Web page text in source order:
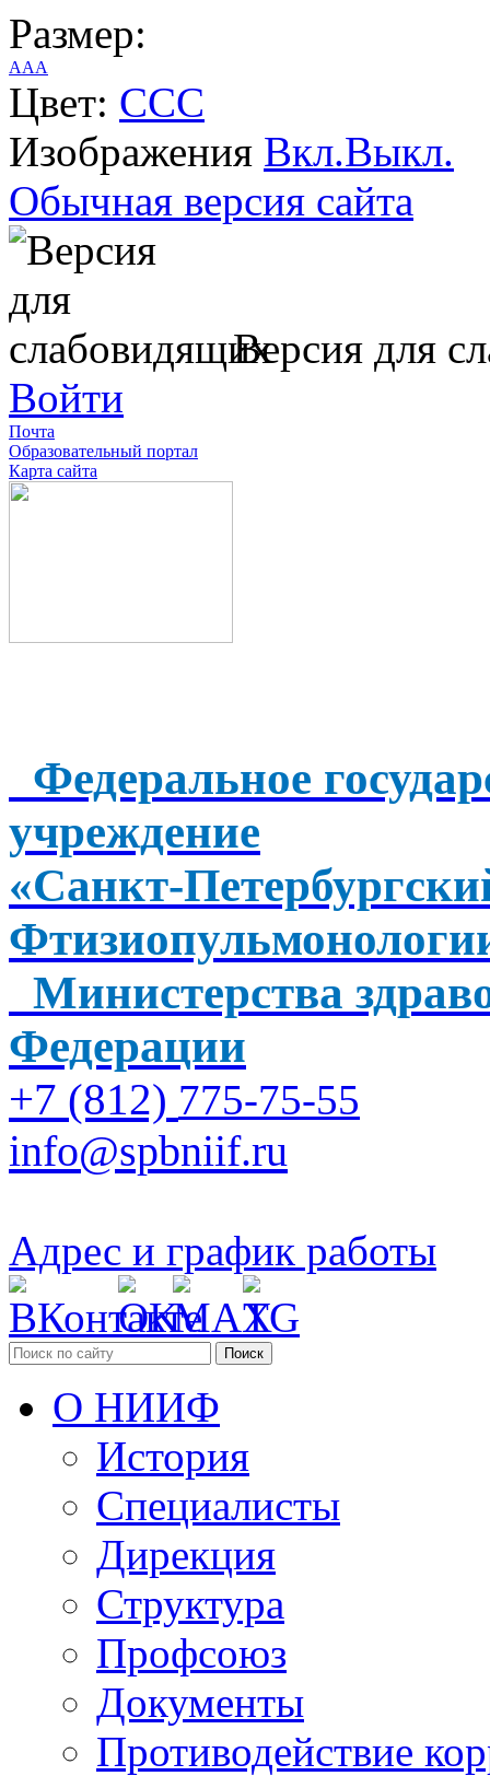
Размер:
AAA
Цвет: CCC
Изображения Вкл.Выкл.
Обычная версия сайта
Версия для
Войти
Почта
Образовательный портал
Карта сайта
Федеральное
учреждение
«Санкт-
Министерства
Федерации
+7 (812) 775-75-55
info@spbniif.ru
Адрес и график работы
Поиск
О НИИФ
История
Специалисты
Дирекция
Структура
Профсоюз
Документы
Противодействие